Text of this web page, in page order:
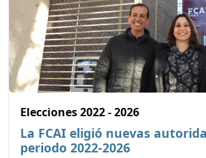
Elecciones 2022 - 2026
La FCAI eligió nuevas
periodo 2022-2026